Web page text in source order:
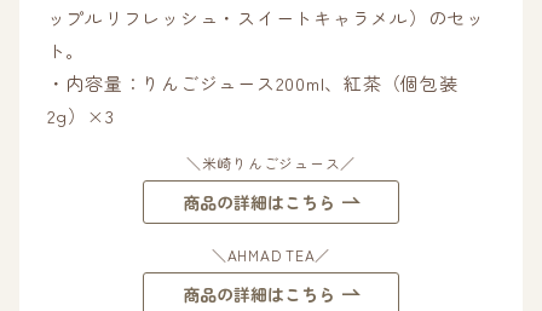
ップルリフレッシュ・スイートキャラメル）のセッ
ト。
・内容量：りんごジュース200ml、紅茶（個包装
2g）×3
＼米崎りんごジュース／
商品の詳細はこちら
＼AHMAD TEA／
商品の詳細はこちら